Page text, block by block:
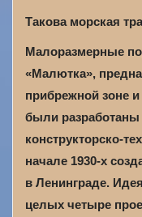
Такова морская
Малоразмерные
«Малютка»,
прибрежной зоне
были
конструкторско-
начале 1930-х
в Ленинграде.
целых четыре